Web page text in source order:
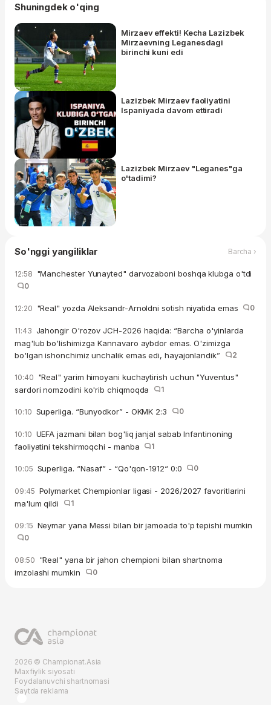
Shuningdek o'qing
Mirzaev effekti! Kecha Lazizbek
Mirzaevning Leganesdagi
birinchi kuni edi
Lazizbek Mirzaev faoliyatini
Ispaniyada davom ettiradi
Lazizbek Mirzaev "Leganes"ga
o'tadimi?
So'nggi yangiliklar Barcha ›
12:58 "Manchester Yunayted" darvozaboni boshqa klubga o'tdi
0
12:20 "Real" yozda Aleksandr-Arnoldni sotish niyatida emas 0
11:43 Jahongir O'rozov JCH-2026 haqida: “Barcha o'yinlarda
mag'lub bo'lishimizga Kannavaro aybdor emas. O'zimizga
bo'lgan ishonchimiz unchalik emas edi, hayajonlandik”
2
10:40 "Real" yarim himoyani kuchaytirish uchun "Yuventus"
sardori nomzodini ko'rib chiqmoqda
1
10:10 Superliga. “Bunyodkor” - OKMK 2:3 0
10:10 UEFA jazmani bilan bog'liq janjal sabab Infantinoning
faoliyatini tekshirmoqchi - manba
1
10:05 Superliga. “Nasaf” - “Qo'qon-1912“ 0:0 0
09:45 Polymarket Chempionlar ligasi - 2026/2027 favoritlarini
ma'lum qildi
1
09:15 Neymar yana Messi bilan bir jamoada to'p tepishi mumkin
0
08:50 "Real" yana bir jahon chempioni bilan shartnoma
imzolashi mumkin
0
2026 © Championat.Asia
Maxfiylik siyosati
Foydalanuvchi shartnomasi
Saytda reklama